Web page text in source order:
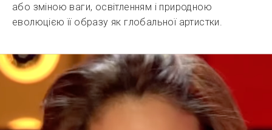
або зміною ваги, освітленням і природною
еволюцією її образу як глобальної артистки.